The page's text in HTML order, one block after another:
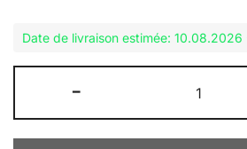
Date de livraison estimée: 10.08.2026
-
MOTO3